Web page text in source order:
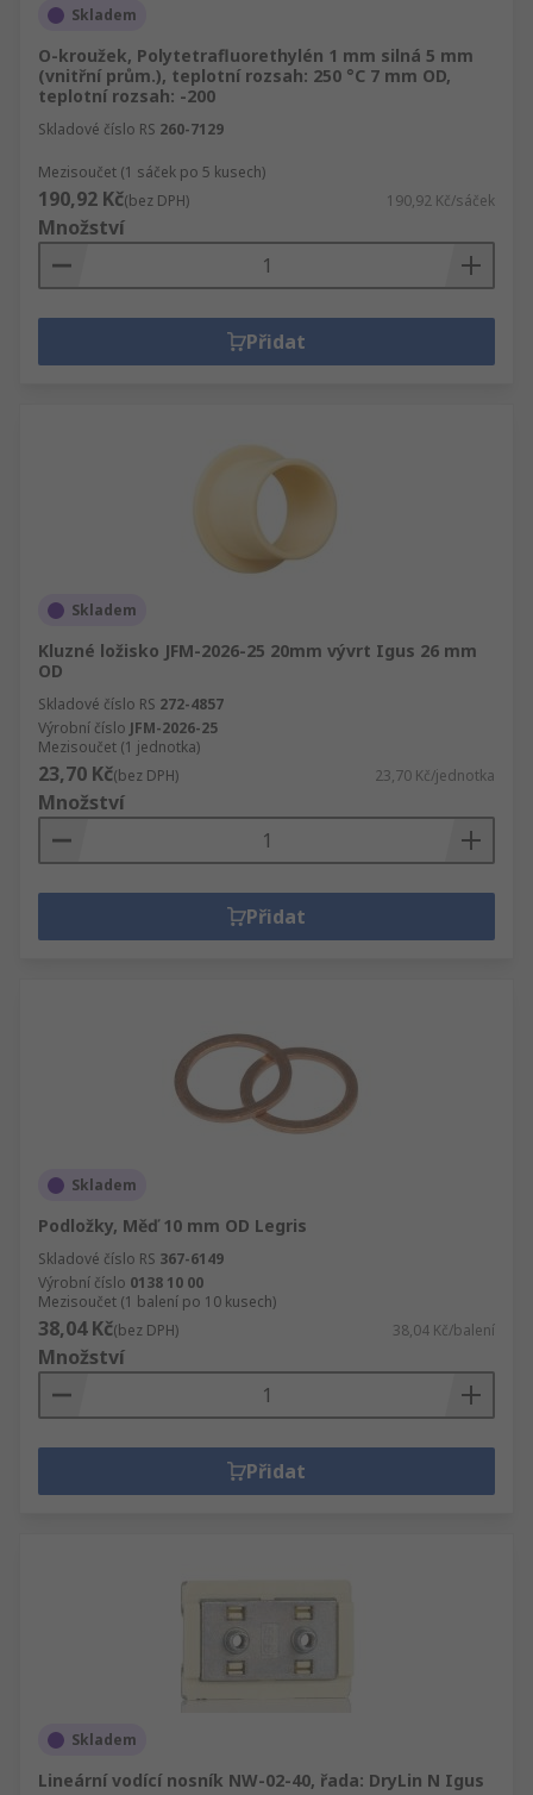
Skladem
O-kroužek, Polytetrafluorethylén 1 mm silná 5 mm
(vnitřní prům.), teplotní rozsah: 250 °C 7 mm OD,
teplotní rozsah: -200
Skladové číslo RS 260-7129
Mezisoučet (1 sáček po 5 kusech)
190,92 Kč(bez DPH) 190,92 Kč/sáček
Množství
Přidat
Skladem
Kluzné ložisko JFM-2026-25 20mm vývrt Igus 26 mm
OD
Skladové číslo RS 272-4857
Výrobní číslo JFM-2026-25
Mezisoučet (1 jednotka)
23,70 Kč(bez DPH) 23,70 Kč/jednotka
Množství
Přidat
Skladem
Podložky, Měď 10 mm OD Legris
Skladové číslo RS 367-6149
Výrobní číslo 0138 10 00
Mezisoučet (1 balení po 10 kusech)
38,04 Kč(bez DPH) 38,04 Kč/balení
Množství
Přidat
Skladem
Lineární vodící nosník NW-02-40, řada: DryLin N Igus